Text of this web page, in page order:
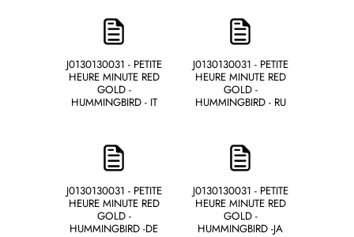
J0130130031 - PETITE
HEURE MINUTE RED
GOLD -
HUMMINGBIRD - IT
J0130130031 - PETITE
HEURE MINUTE RED
GOLD -
HUMMINGBIRD - RU
J0130130031 - PETITE
HEURE MINUTE RED
GOLD -
HUMMINGBIRD -DE
J0130130031 - PETITE
HEURE MINUTE RED
GOLD -
HUMMINGBIRD -JA